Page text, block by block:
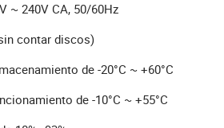
~ 240V CA, 50/60Hz
contar discos)
de -20°C ~ +60°C
de -10°C ~ +55°C